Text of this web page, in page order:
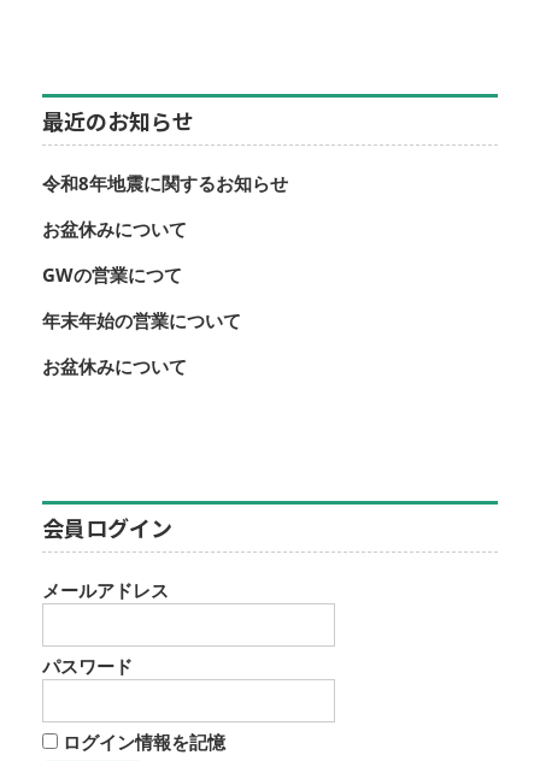
最近のお知らせ
令和8年地震に関するお知らせ
お盆休みについて
GWの営業につて
年末年始の営業について
お盆休みについて
会員ログイン
メールアドレス
パスワード
ログイン情報を記憶